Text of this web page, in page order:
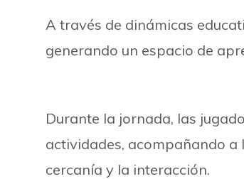
A través de dinámicas
generando un espacio de
Durante la jornada, las
actividades, acompañando a
cercanía y la interacción.